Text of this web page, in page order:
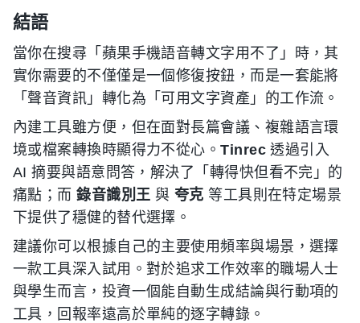
結語
當你在搜尋「蘋果手機語音轉文字用不了」時，其
實你需要的不僅僅是一個修復按鈕，而是一套能將
「聲音資訊」轉化為「可用文字資產」的工作流。
內建工具雖方便，但在面對長篇會議、複雜語言環
境或檔案轉換時顯得力不從心。Tinrec 透過引入
AI 摘要與語意問答，解決了「轉得快但看不完」的
痛點；而錄音識別王 與 夸克 等工具則在特定場景
下提供了穩健的替代選擇。
建議你可以根據自己的主要使用頻率與場景，選擇
一款工具深入試用。對於追求工作效率的職場人士
與學生而言，投資一個能自動生成結論與行動項的
工具，回報率遠高於單純的逐字轉錄。